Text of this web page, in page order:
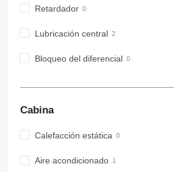
GC
M-series
NR
Retardador
Lubricación central
Bloqueo del diferencial
Cabina
Calefacción estática
Aire acondicionado